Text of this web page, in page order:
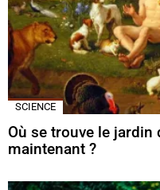
SCIENCE
Où se trouve le jardin
maintenant ?